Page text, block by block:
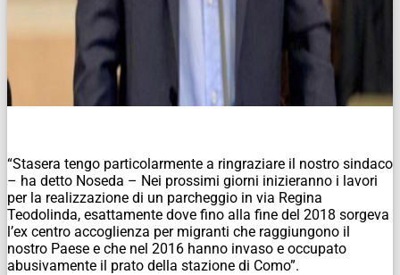
“Stasera tengo particolarmente a ringraziare il nostro sindaco
– ha detto Noseda – Nei prossimi giorni inizieranno i lavori
per la realizzazione di un parcheggio in via Regina
Teodolinda, esattamente dove fino alla fine del 2018 sorgeva
l’ex centro accoglienza per migranti che raggiungono il
nostro Paese e che nel 2016 hanno invaso e occupato
abusivamente il prato della stazione di Como”.